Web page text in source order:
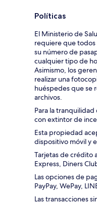
Políticas
El Ministerio de
requiere que todos
su número de
cualquier tipo de
Asimismo, los
realizar una
huéspedes que se
archivos.
Para la
con extintor de
Esta propiedad
dispositivo móvil y
Tarjetas de crédito
Express, Diners
Las opciones de
PayPay, WePay,
Las transacciones